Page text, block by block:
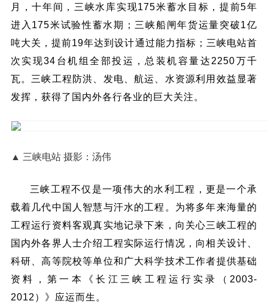
月，十年间，三峡水库实现175米蓄水目标，提前5年
进入175米试验性蓄水期；三峡船闸年货运量突破1亿
吨大关，提前19年达到设计通过能力指标；三峡电站首
次实现34台机组全部投运，总装机容量达2250万千
瓦。三峡工程防洪、发电、航运、水资源利用效益显著
发挥，获得了国内外各行各业的巨大关注。
▲ 三峡电站 摄影：汤伟
三峡工程不仅是一项伟大的水利工程，更是一个承
载着几代中国人智慧与汗水的工程。为将多年来海量的
工程运行资料客观真实地记录下来，向关心三峡工程的
国内外各界人士介绍工程实际运行情况，向相关设计、
科研、高等院校等单位和广大科学技术工作者提供基础
资料，第一本《长江三峡工程运行实录（2003-
2012）》应运而生。